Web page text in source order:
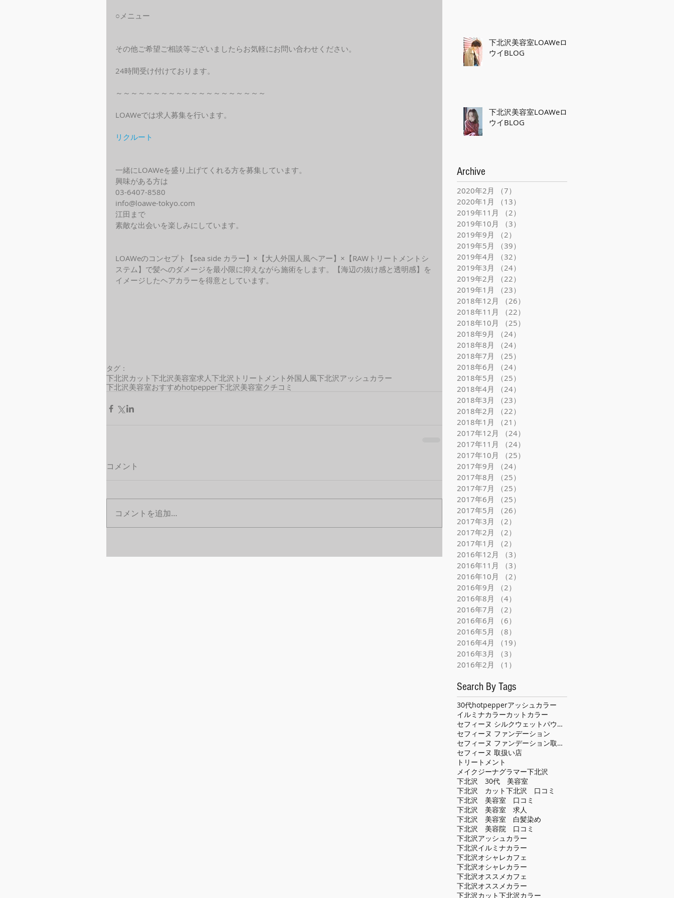
○メニュー
その他ご希望ご相談等ございましたらお気軽にお問い合わせください。
24時間受け付けております。
～～～～～～～～～～～～～～～～～～～～
LOAWeでは求人募集を行います。
リクルート
一緒にLOAWeを盛り上げてくれる方を募集しています。
興味がある方は
03-6407-8580
info@loawe-tokyo.com
江田まで
素敵な出会いを楽しみにしています。
LOAWeのコンセプト【sea side カラー】×【大人外国人風ヘアー】×【RAWトリートメントシ
ステム】で髪へのダメージを最小限に抑えながら施術をします。【海辺の抜け感と透明感】を
イメージしたヘアカラーを得意としています。
タグ：
下北沢カット 下北沢美容室求人下北沢トリートメント 外国人風下北沢アッシュカラー
下北沢美容室おすすめhotpepper下北沢美容室クチコミ
コメント
コメントを追加…
下北沢美容室LOAWeロ
ウイBLOG
下北沢美容室LOAWeロ
ウイBLOG
Archive
2020年2月 （7）
2020年1月
（13）
2019年11月
（2）
2019年10月
（3）
2019年9月
（2）
2019年5月
（39）
2019年4月
（32）
2019年3月
（24）
2019年2月
（22）
2019年1月
（23）
2018年12月
（26）
2018年11月
（22）
2018年10月
（25）
2018年9月
（24）
2018年8月
（24）
2018年7月
（25）
2018年6月
（24）
2018年5月
（25）
2018年4月
（24）
2018年3月
（23）
2018年2月
（22）
2018年1月
（21）
2017年12月
（24）
2017年11月
（24）
2017年10月
（25）
2017年9月
（24）
2017年8月
（25）
2017年7月
（25）
2017年6月
（25）
2017年5月
（26）
2017年3月
（2）
2017年2月
（2）
2017年1月
（2）
2016年12月
（3）
2016年11月
（3）
2016年10月
（2）
2016年9月
（2）
2016年8月
（4）
2016年7月
（2）
2016年6月
（6）
2016年5月
（8）
2016年4月
（19）
2016年3月
（3）
2016年2月
（1）
Search By Tags
30代hotpepperアッシュカラー
イルミナカラーカット カラー
セフィーヌ シルクウェットパウダー
セフィーヌ ファンデーション
セフィーヌ ファンデーション取扱い店
セフィーヌ 取扱い店
トリートメント
メイクジーナグラマー下北沢
下北沢 30代 美容室
下北沢 カット下北沢 口コミ
下北沢 美容室 口コミ
下北沢 美容室 求人
下北沢 美容室 白髪染め
下北沢 美容院 口コミ
下北沢アッシュカラー
下北沢イルミナカラー
下北沢オシャレカフェ
下北沢オシャレカラー
下北沢オススメカフェ
下北沢オススメカラー
下北沢カット下北沢カラー